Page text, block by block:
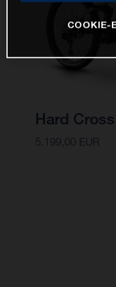
Hard
5.199,00 EUR
COOKIE-